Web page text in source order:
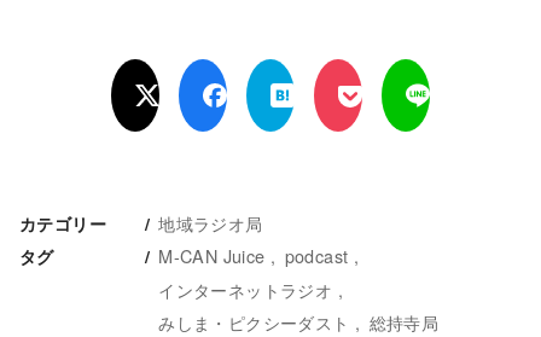
カテゴリー 地域ラジオ局
タグ M-CAN Juice
podcast
インターネットラジオ
みしま・ピクシーダスト
総持寺局